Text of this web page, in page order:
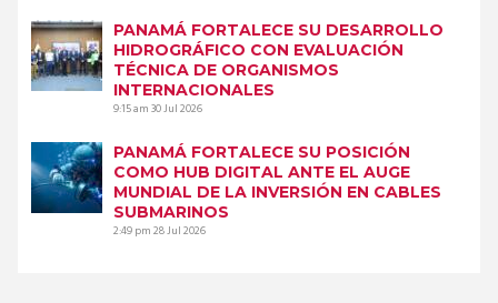
PANAMÁ FORTALECE SU DESARROLLO
HIDROGRÁFICO CON EVALUACIÓN
TÉCNICA DE ORGANISMOS
INTERNACIONALES
9:15 am30 Jul 2026
PANAMÁ FORTALECE SU POSICIÓN
COMO HUB DIGITAL ANTE EL AUGE
MUNDIAL DE LA INVERSIÓN EN CABLES
SUBMARINOS
2:49 pm28 Jul 2026